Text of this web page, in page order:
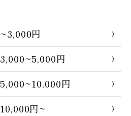
~3,000円
3,000~5,000円
5,000~10,000円
10,000円~